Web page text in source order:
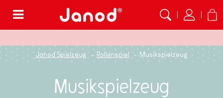
Janod Spielzeug Rollenspiel Musikspielzeug
Musikspielzeug